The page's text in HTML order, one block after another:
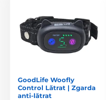
GoodLife Woofly
Control Lătrat | Zgarda
anti-lătrat